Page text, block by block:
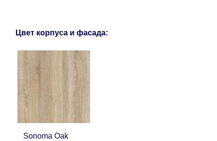
Цвет корпуса и фасада:
Sonoma Oak